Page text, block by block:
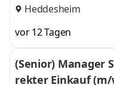
Heddesheim
vor 12 Tagen
(Senior) Manager
rekter Einkauf (m/